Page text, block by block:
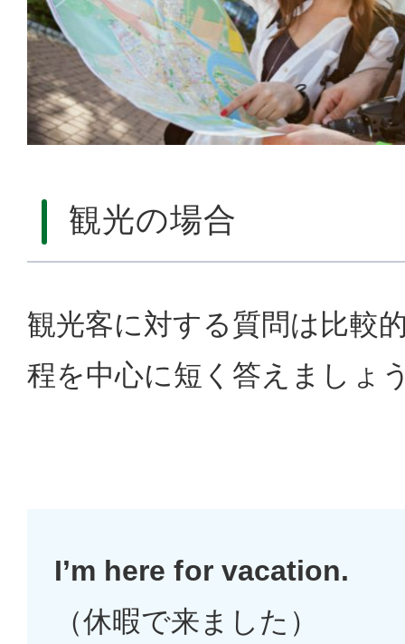
観光の場合
観光客に対する質問は比較
程を中心に短く答えましょ
I’m here for vacation.
（休暇で来ました）